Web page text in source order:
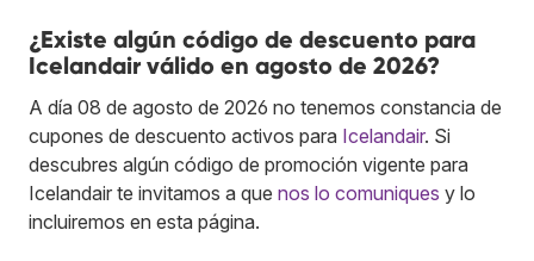
¿Existe algún código de descuento para
Icelandair válido en agosto de 2026?
A día 08 de agosto de 2026 no tenemos constancia de
cupones de descuento activos para Icelandair. Si
descubres algún código de promoción vigente para
Icelandair te invitamos a que nos lo comuniques y lo
incluiremos en esta página.